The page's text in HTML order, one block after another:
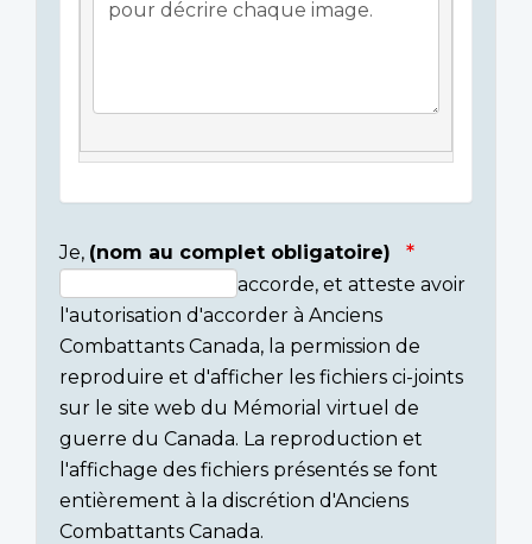
Consent
section
Je, (nom au complet obligatoire)
accorde, et atteste avoir
l'autorisation d'accorder à Anciens
Combattants Canada, la permission de
reproduire et d'afficher les fichiers ci-joints
sur le site web du Mémorial virtuel de
guerre du Canada. La reproduction et
l'affichage des fichiers présentés se font
entièrement à la discrétion d'Anciens
Combattants Canada.